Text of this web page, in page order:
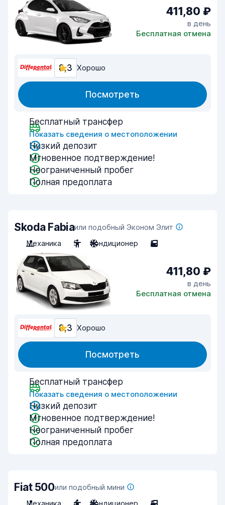
411,80 ₽
в день
Бесплатная отмена
8,3 Хорошо
Посмотреть
Бесплатный трансфер
Показать сведения о местоположении
Низкий депозит
Мгновенное подтверждение!
Неограниченный пробег
Полная предоплата
Skoda Fabiaили подобный Эконом Элит
Механика
5 Кондиционер 5
411,80 ₽
в день
Бесплатная отмена
8,3 Хорошо
Посмотреть
Бесплатный трансфер
Показать сведения о местоположении
Низкий депозит
Мгновенное подтверждение!
Неограниченный пробег
Полная предоплата
Fiat 500или подобный мини